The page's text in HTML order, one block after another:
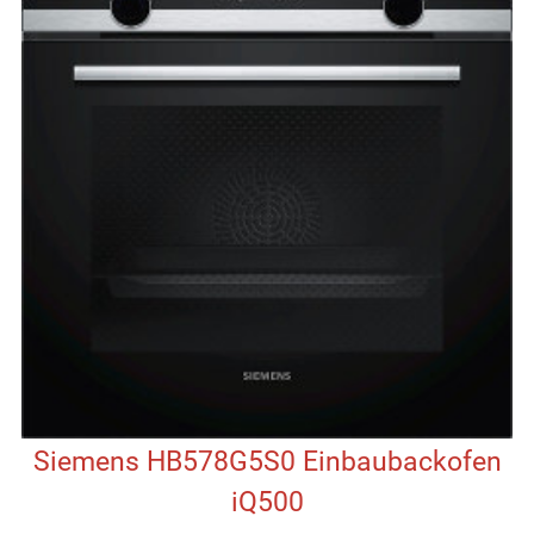
Siemens HB578G5S0 Einbaubackofen
iQ500